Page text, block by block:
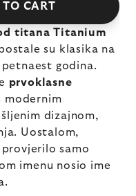
CART
titana Titanium
su klasika na
godina.
prvoklasne
modernim
dizajnom,
Uostalom,
samo
imenu nosio ime